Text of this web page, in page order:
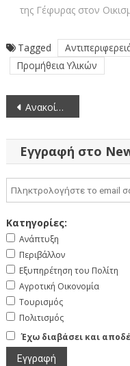
της Γέφυρας στον
Tagged
Προμήθεια Υλικών
Πλοήγηση
άρθρων
Ανακοίνωση Προκήρυξης θέσης στο Ενιαίο Συμβούλιο Εξυγίανσης (SRB) (15-10-2018)
Εγγραφή στο
Κατηγορίες:
Ανάπτυξη
Περιβάλλον
Εξυπηρέτηση του Πολίτη
Αγροτική Οικονομία
Τουρισμός
Πολιτισμός
Έχω διαβάσει και